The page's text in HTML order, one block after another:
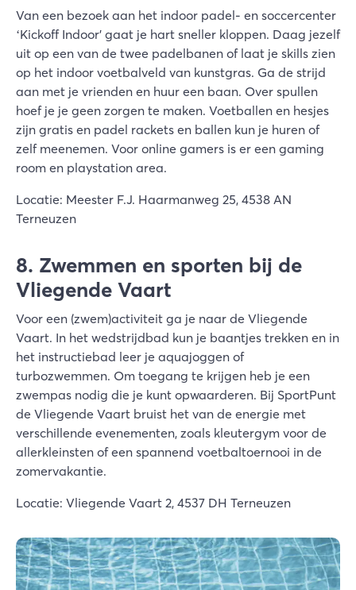
Van een bezoek aan het indoor padel- en soccercenter
‘Kickoff Indoor' gaat je hart sneller kloppen. Daag jezelf
uit op een van de twee padelbanen of laat je skills zien
op het indoor voetbalveld van kunstgras. Ga de strijd
aan met je vrienden en huur een baan. Over spullen
hoef je je geen zorgen te maken. Voetballen en hesjes
zijn gratis en padel rackets en ballen kun je huren of
zelf meenemen. Voor online gamers is er een gaming
room en playstation area.
Locatie: Meester F.J. Haarmanweg 25, 4538 AN
Terneuzen
8. Zwemmen en sporten bij de
Vliegende Vaart
Voor een (zwem)activiteit ga je naar de Vliegende
Vaart. In het wedstrijdbad kun je baantjes trekken en in
het instructiebad leer je aquajoggen of
turbozwemmen. Om toegang te krijgen heb je een
zwempas nodig die je kunt opwaarderen. Bij SportPunt
de Vliegende Vaart bruist het van de energie met
verschillende evenementen, zoals kleutergym voor de
allerkleinsten of een spannend voetbaltoernooi in de
zomervakantie.
Locatie: Vliegende Vaart 2, 4537 DH Terneuzen